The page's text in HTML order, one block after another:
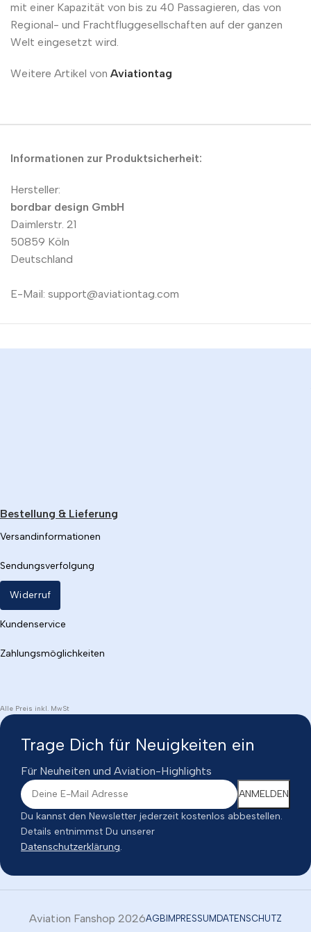
mit einer Kapazität von bis zu 40 Passagieren, das von
Regional- und Frachtfluggesellschaften auf der ganzen
Welt eingesetzt wird.
Weitere Artikel von Aviationtag
Informationen zur Produktsicherheit:
Hersteller:
bordbar design GmbH
Daimlerstr. 21
50859 Köln
Deutschland
E-Mail: support@aviationtag.com
Bestellung & Lieferung
Versandinformationen
Sendungsverfolgung
Widerruf
Kundenservice
Zahlungsmöglichkeiten
Alle Preis inkl. MwSt
Trage Dich für Neuigkeiten ein
Für Neuheiten und Aviation-Highlights
Du kannst den Newsletter jederzeit kostenlos abbestellen.
Details entnimmst Du unserer
Datenschutzerklärung.
Aviation Fanshop 2026AGB IMPRESSUM DATENSCHUTZ